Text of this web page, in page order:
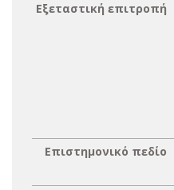
Εξεταστική επιτροπή
Επιστημονικό πεδίο